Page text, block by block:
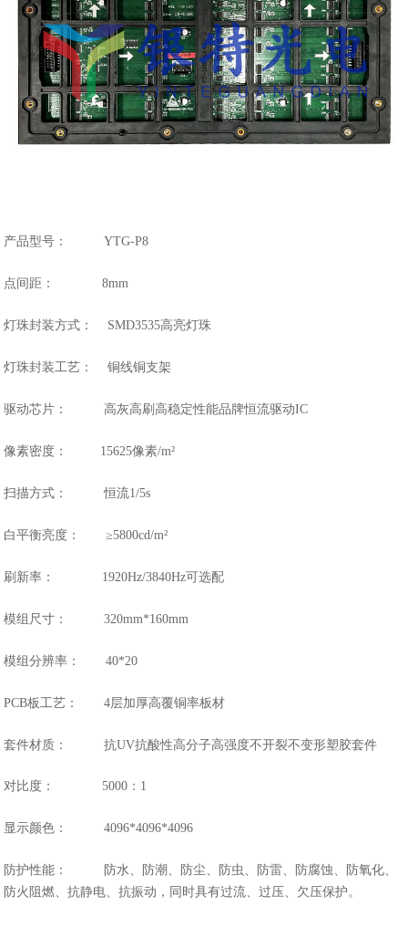
产品型号： YTG-P8
点间距： 8mm
灯珠封装方式： SMD3535高亮灯珠
灯珠封装工艺： 铜线铜支架
驱动芯片： 高灰高刷高稳定性能品牌恒流驱动IC
像素密度： 15625像素/m²
扫描方式： 恒流1/5s
白平衡亮度： ≥5800cd/m²
刷新率： 1920Hz/3840Hz可选配
模组尺寸： 320mm*160mm
模组分辨率： 40*20
PCB板工艺： 4层加厚高覆铜率板材
套件材质： 抗UV抗酸性高分子高强度不开裂不变形塑胶套件
对比度： 5000：1
显示颜色： 4096*4096*4096
防护性能： 防水、防潮、防尘、防虫、防雷、防腐蚀、防氧化、
防火阻燃、抗静电、抗振动，同时具有过流、过压、欠压保护。